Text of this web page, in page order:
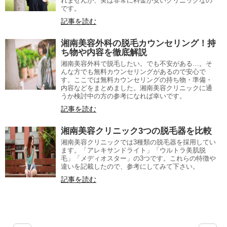
です。
記事を読む
湘南美容外科の脱毛カウンセリング！持
ち物や内容を徹底解説
湘南美容外科で脱毛したい。でも不安がある…。そ
んな方でも無料カウンセリングがあるので安心で
す。ここでは無料カウンセリングの持ち物・準備・
内容などをまとめました。湘南美容クリニックに通
うか検討中の方の参考になれば幸いです。
記事を読む
湘南美容クリニック3つの脱毛器を比較
湘南美容クリニックでは3種類の脱毛器を採用してい
ます。「アレキサンドライト」「ウルトラ美肌脱
毛」「メディオスター」の3つです。これらの特徴や
違いを記載したので、参考にしてみて下さい。
記事を読む